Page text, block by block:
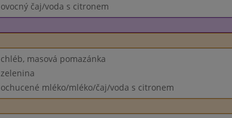
ovocný čaj/voda s citronem
chléb, masová pomazánka
zelenina
ochucené mléko/mléko/čaj/voda s citronem